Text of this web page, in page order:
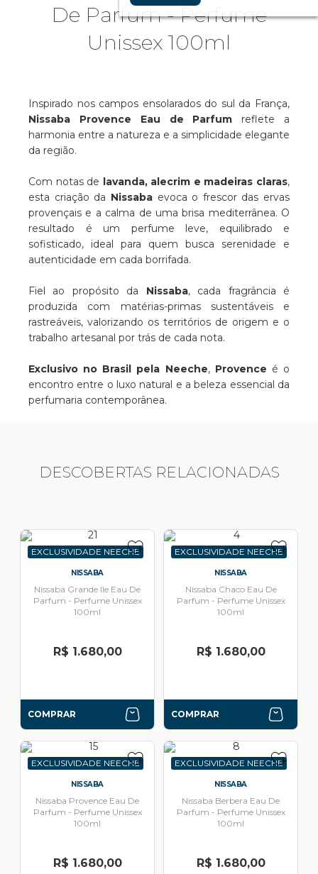
De Parfum - Perfume
Unissex 100ml
Inspirado nos campos ensolarados do sul da França,
Nissaba Provence Eau de Parfum reflete a
harmonia entre a natureza e a simplicidade elegante
da região.
Com notas de lavanda, alecrim e madeiras claras,
esta criação da Nissabaevoca o frescor das ervas
provençais e a calma de uma brisa mediterrânea. O
resultado é um perfume leve, equilibrado e
sofisticado, ideal para quem busca serenidade e
autenticidade em cada borrifada.
Fiel ao propósito da Nissaba, cada fragrância é
produzida com matérias-primas sustentáveis e
rastreáveis, valorizando os territórios de origem e o
trabalho artesanal por trás de cada nota.
Exclusivo no Brasil pela Neeche, Provence é o
encontro entre o luxo natural e a beleza essencial da
perfumaria contemporânea.
DESCOBERTAS RELACIONADAS
EXCLUSIVIDADE NEECHE
NISSABA
Nissaba Grande Ile Eau De
Parfum - Perfume Unissex
100ml
R$ 1.680,00
COMPRAR
EXCLUSIVIDADE NEECHE
NISSABA
Nissaba Chaco Eau De
Parfum - Perfume Unissex
100ml
R$ 1.680,00
COMPRAR
EXCLUSIVIDADE NEECHE
NISSABA
Nissaba Provence Eau De
Parfum - Perfume Unissex
100ml
R$ 1.680,00
EXCLUSIVIDADE NEECHE
NISSABA
Nissaba Berbera Eau De
Parfum - Perfume Unissex
100ml
R$ 1.680,00